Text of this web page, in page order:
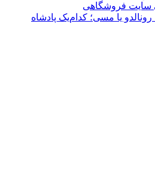
سایت فروشگاهی
یا مسی؛ کدام‌یک پادشاه